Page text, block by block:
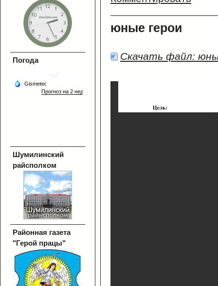
Погода
Шумилинский
райсполком
Районная газета
"Герой працы"
юные герои
Скачать файл: